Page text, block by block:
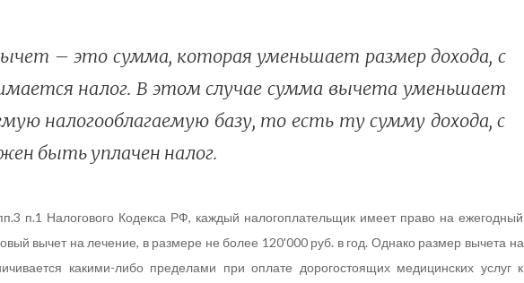
– это сумма, которая уменьшает размер дохода, с
налог. В этом случае сумма вычета уменьшает
налогооблагаемую базу, то есть ту сумму дохода, с
быть уплачен налог.
п.1 Налогового Кодекса РФ, каждый налогоплательщик имеет право на ежегодный
вычет на лечение, в размере не более 120'000 руб. в год. Однако размер вычета на
какими-либо пределами при оплате дорогостоящих медицинских услуг к